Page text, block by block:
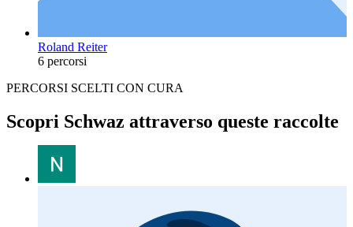
Roland Reiter
6 percorsi
PERCORSI SCELTI CON CURA
Scopri Schwaz attraverso queste raccolte